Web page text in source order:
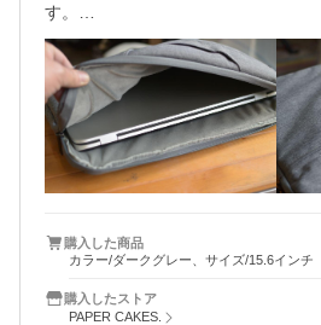
す。
・生地は、価格からすれば充分な素
・カラーは、ダークグレーで暗す
ーで飽きのこない色合いでよかった
・クッション性は、価格からすれば
たのはインナーケースとして持ち
ション性ですので充分です。落下
のであればよりハードなモノを検討
うね。
何か欲しいという方におすすめです
のいく商品です。
購入した商品
カラー/ダークグレー、サイズ/15.6インチ
購入したストア
PAPER CAKES.